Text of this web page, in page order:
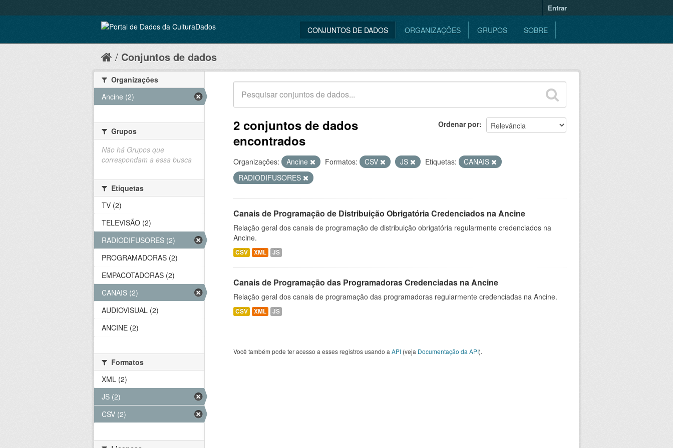
Entrar
CONJUNTOS DE DADOS ORGANIZAÇÕES GRUPOS SOBRE
Conjuntos de dados
Ordenar por
2 conjuntos de dados
encontrados
Organizações: Ancine Formatos: CSV JS Etiquetas:
CANAIS
RADIODIFUSORES
Canais de Programação de Distribuição Obrigatória Credenciados na Ancine
Relação geral dos canais de programação de distribuição obrigatória regularmente credenciados na
Ancine.
CSV XML JS
Canais de Programação das Programadoras Credenciadas na Ancine
Relação geral dos canais de programação das programadoras regularmente credenciadas na Ancine.
CSV XML JS
Você também pode ter acesso a esses registros usando a API (veja Documentação da API).
Organizações
Ancine (2)
Grupos
Não há Grupos que
correspondam a essa busca
Etiquetas
TV (2)
TELEVISÃO (2)
RADIODIFUSORES (2)
PROGRAMADORAS (2)
EMPACOTADORAS (2)
CANAIS (2)
AUDIOVISUAL (2)
ANCINE (2)
Formatos
XML (2)
JS (2)
CSV (2)